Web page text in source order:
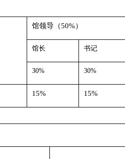
馆领导（50%）
馆长 书记
30% 30%
15% 15%